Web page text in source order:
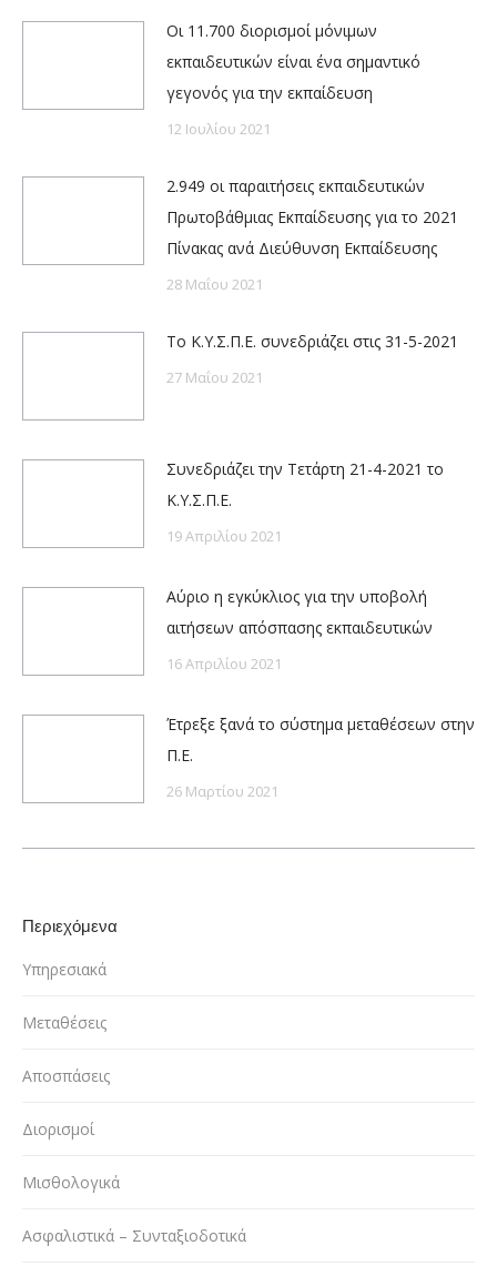
Οι 11.700 διορισμοί μόνιμων
εκπαιδευτικών είναι ένα σημαντικό
γεγονός για την εκπαίδευση
12 Ιουλίου 2021
2.949 οι παραιτήσεις εκπαιδευτικών
Πρωτοβάθμιας Εκπαίδευσης για το 2021
Πίνακας ανά Διεύθυνση Εκπαίδευσης
28 Μαΐου 2021
Το Κ.Υ.Σ.Π.Ε. συνεδριάζει στις 31-5-2021
27 Μαΐου 2021
Συνεδριάζει την Τετάρτη 21-4-2021 το
Κ.Υ.Σ.Π.Ε.
19 Απριλίου 2021
Αύριο η εγκύκλιος για την υποβολή
αιτήσεων απόσπασης εκπαιδευτικών
16 Απριλίου 2021
Έτρεξε ξανά το σύστημα μεταθέσεων στην
Π.Ε.
26 Μαρτίου 2021
Περιεχόμενα
Υπηρεσιακά
Μεταθέσεις
Αποσπάσεις
Διορισμοί
Μισθολογικά
Ασφαλιστικά – Συνταξιοδοτικά